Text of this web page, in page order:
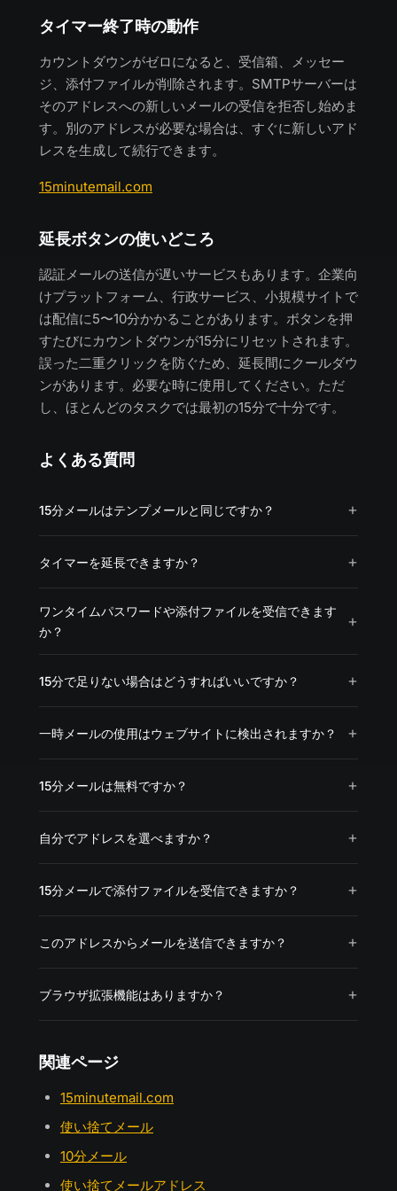
タイマー終了時の動作
カウントダウンがゼロになると、受信箱、メッセー
ジ、添付ファイルが削除されます。SMTPサーバーは
そのアドレスへの新しいメールの受信を拒否し始めま
す。別のアドレスが必要な場合は、すぐに新しいアド
レスを生成して続行できます。
15minutemail.com
延長ボタンの使いどころ
認証メールの送信が遅いサービスもあります。企業向
けプラットフォーム、行政サービス、小規模サイトで
は配信に5〜10分かかることがあります。ボタンを押
すたびにカウントダウンが15分にリセットされます。
誤った二重クリックを防ぐため、延長間にクールダウ
ンがあります。必要な時に使用してください。ただ
し、ほとんどのタスクでは最初の15分で十分です。
よくある質問
15分メールはテンプメールと同じですか？
タイマーを延長できますか？
ワンタイムパスワードや添付ファイルを受信できます
か？
15分で足りない場合はどうすればいいですか？
一時メールの使用はウェブサイトに検出されますか？
15分メールは無料ですか？
自分でアドレスを選べますか？
15分メールで添付ファイルを受信できますか？
このアドレスからメールを送信できますか？
ブラウザ拡張機能はありますか？
関連ページ
15minutemail.com
使い捨てメール
10分メール
使い捨てメールアドレス